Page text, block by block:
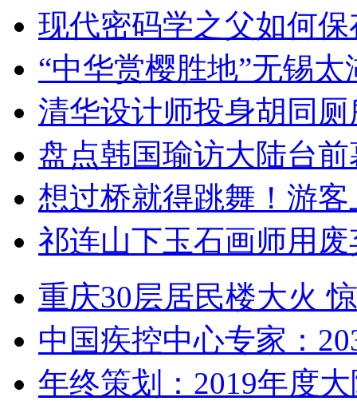
现代密码学之父如何
“中华赏樱胜地”无锡
清华设计师投身胡同
盘点韩国瑜访大陆台
想过桥就得跳舞！游客
祁连山下玉石画师用
重庆30层居民楼大火
中国疾控中心专家：
年终策划：2019年度